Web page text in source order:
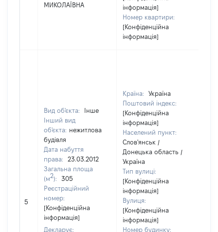
МИКОЛАЇВНА
інформація]
Номер квартири:
[Конфіденційна
інформація]
5
Вид об'єкта:
Інше
Інший вид
об'єкта: нежитлова
будівля
Дата набуття
права:
23.03.2012
Загальна площа
(м2):
305
Реєстраційний
номер:
[Конфіденційна
інформація]
Декларує:
Країна:
Україна
Поштовий індекс:
[Конфіденційна
інформація]
Населений пункт:
Слов'янськ /
Донецька область /
Україна
Тип вулиці:
[Конфіденційна
інформація]
Вулиця:
[Конфіденційна
інформація]
Номер будинку: